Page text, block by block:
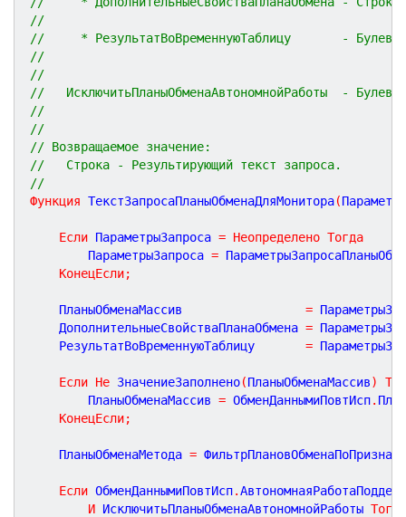
//                                                    по
//     * РезультатВоВременнуюТаблицу       - Булево -
//                                                    во
//                                                    По
//   ИсключитьПланыОбменаАвтономнойРаботы  -
//
//
// Возвращаемое значение:
//   Строка - Результирующий текст запроса.
//
Функция ТекстЗапросаПланыОбменаДляМонитора(
Если ПараметрыЗапроса = Неопределено Тогда
		ПараметрыЗапроса
=
КонецЕсли;
	ПланыОбменаМассив
=
	ДополнительныеСвойстваПланаОбмена
=
	РезультатВоВременнуюТаблицу
=
Если Не ЗначениеЗаполнено(ПланыОбменаМассив)
		ПланыОбменаМассив
= ОбменДаннымиПовтИсп.
КонецЕсли;
	ПланыОбменаМетода
=
Если ОбменДаннымиПовтИсп.
И ИсключитьПланыОбменаАвтономнойРаботы Тогда